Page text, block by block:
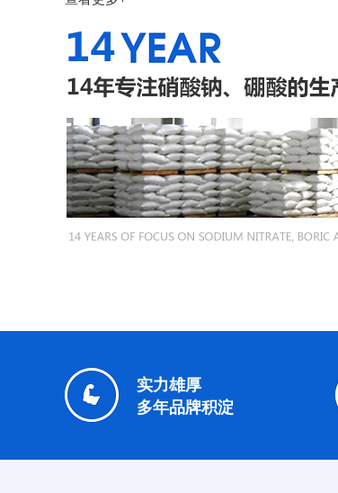
实力雄厚
多年品牌积淀